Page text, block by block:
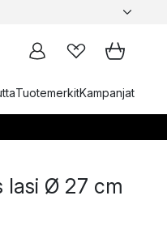
TuotemerkitKampanjat
lasi Ø 27 cm